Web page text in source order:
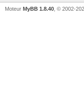
Moteur MyBB 1.8.40 , © 2002-